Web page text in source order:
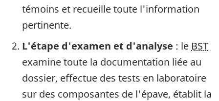
témoins et recueille toute l'information
pertinente.
L'étape d'examen et d'analyse : le BST
examine toute la documentation liée au
dossier, effectue des tests en laboratoire
sur des composantes de l'épave, établit la